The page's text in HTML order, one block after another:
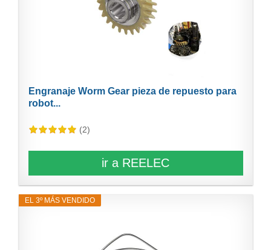
Engranaje Worm Gear pieza de repuesto para
robot...
(2)
ir a REELEC
EL 3º MÁS VENDIDO